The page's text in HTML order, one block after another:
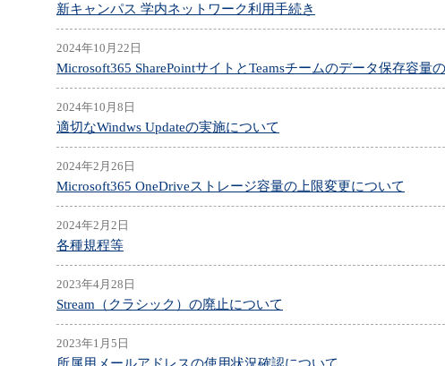
新キャンパス 学内ネットワーク利用手続き
2024年10月22日
Microsoft365 SharePointサイトとTeamsチームのデータ保存容量
2024年10月8日
適切なWindws Updateの実施について
2024年2月26日
Microsoft365 OneDriveストレージ容量の上限変更について
2024年2月2日
各種規程等
2023年4月28日
Stream（クラシック）の廃止について
2023年1月5日
所属用メールアドレスの使用状況確認について